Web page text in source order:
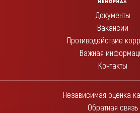
Документы
Вакансии
Противодействие
Важная
Контакты
Независимая оценка
Обратная связь